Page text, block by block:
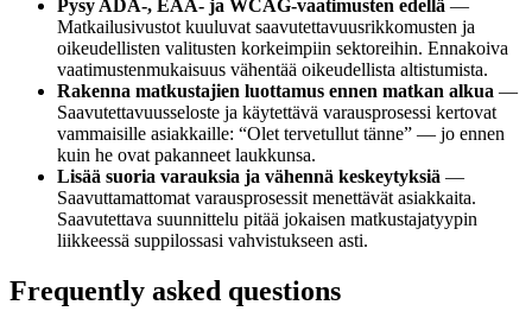
Pysy ADA-, EAA- ja WCAG-vaatimusten edellä —
Matkailusivustot kuuluvat saavutettavuusrikkomusten ja
oikeudellisten valitusten korkeimpiin sektoreihin. Ennakoiva
vaatimustenmukaisuus vähentää oikeudellista altistumista.
Rakenna matkustajien luottamus ennen matkan alkua —
Saavutettavuusseloste ja käytettävä varausprosessi kertovat
vammaisille asiakkaille: “Olet tervetullut tänne” — jo ennen
kuin he ovat pakanneet laukkunsa.
Lisää suoria varauksia ja vähennä keskeytyksiä —
Saavuttamattomat varausprosessit menettävät asiakkaita.
Saavutettava suunnittelu pitää jokaisen matkustajatyypin
liikkeessä suppilossasi vahvistukseen asti.
Frequently asked questions